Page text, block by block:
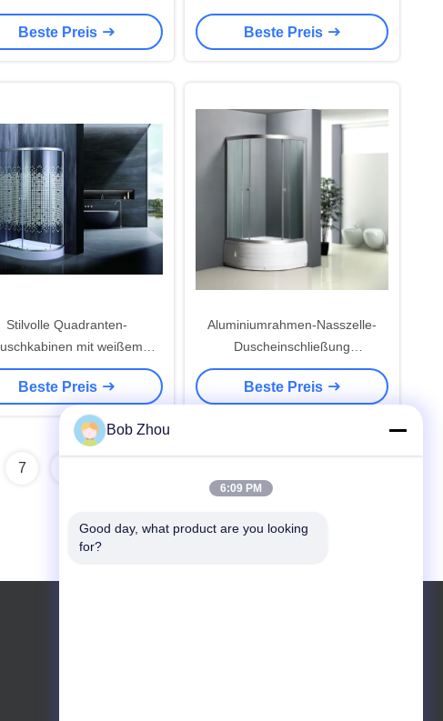
1200×800×1960mm
Beste Preis
1150x800x1950mm
Beste Preis
Stilvolle Quadranten-
mit weißem
Glas für moderne
Modelle
Beste Preis
Aluminiumrahmen-Nasszelle-
Duscheinschließung
900x900x1950mm
Beste Preis
7
Bob Zhou
6:09 PM
Good day, what product are you looking
for?